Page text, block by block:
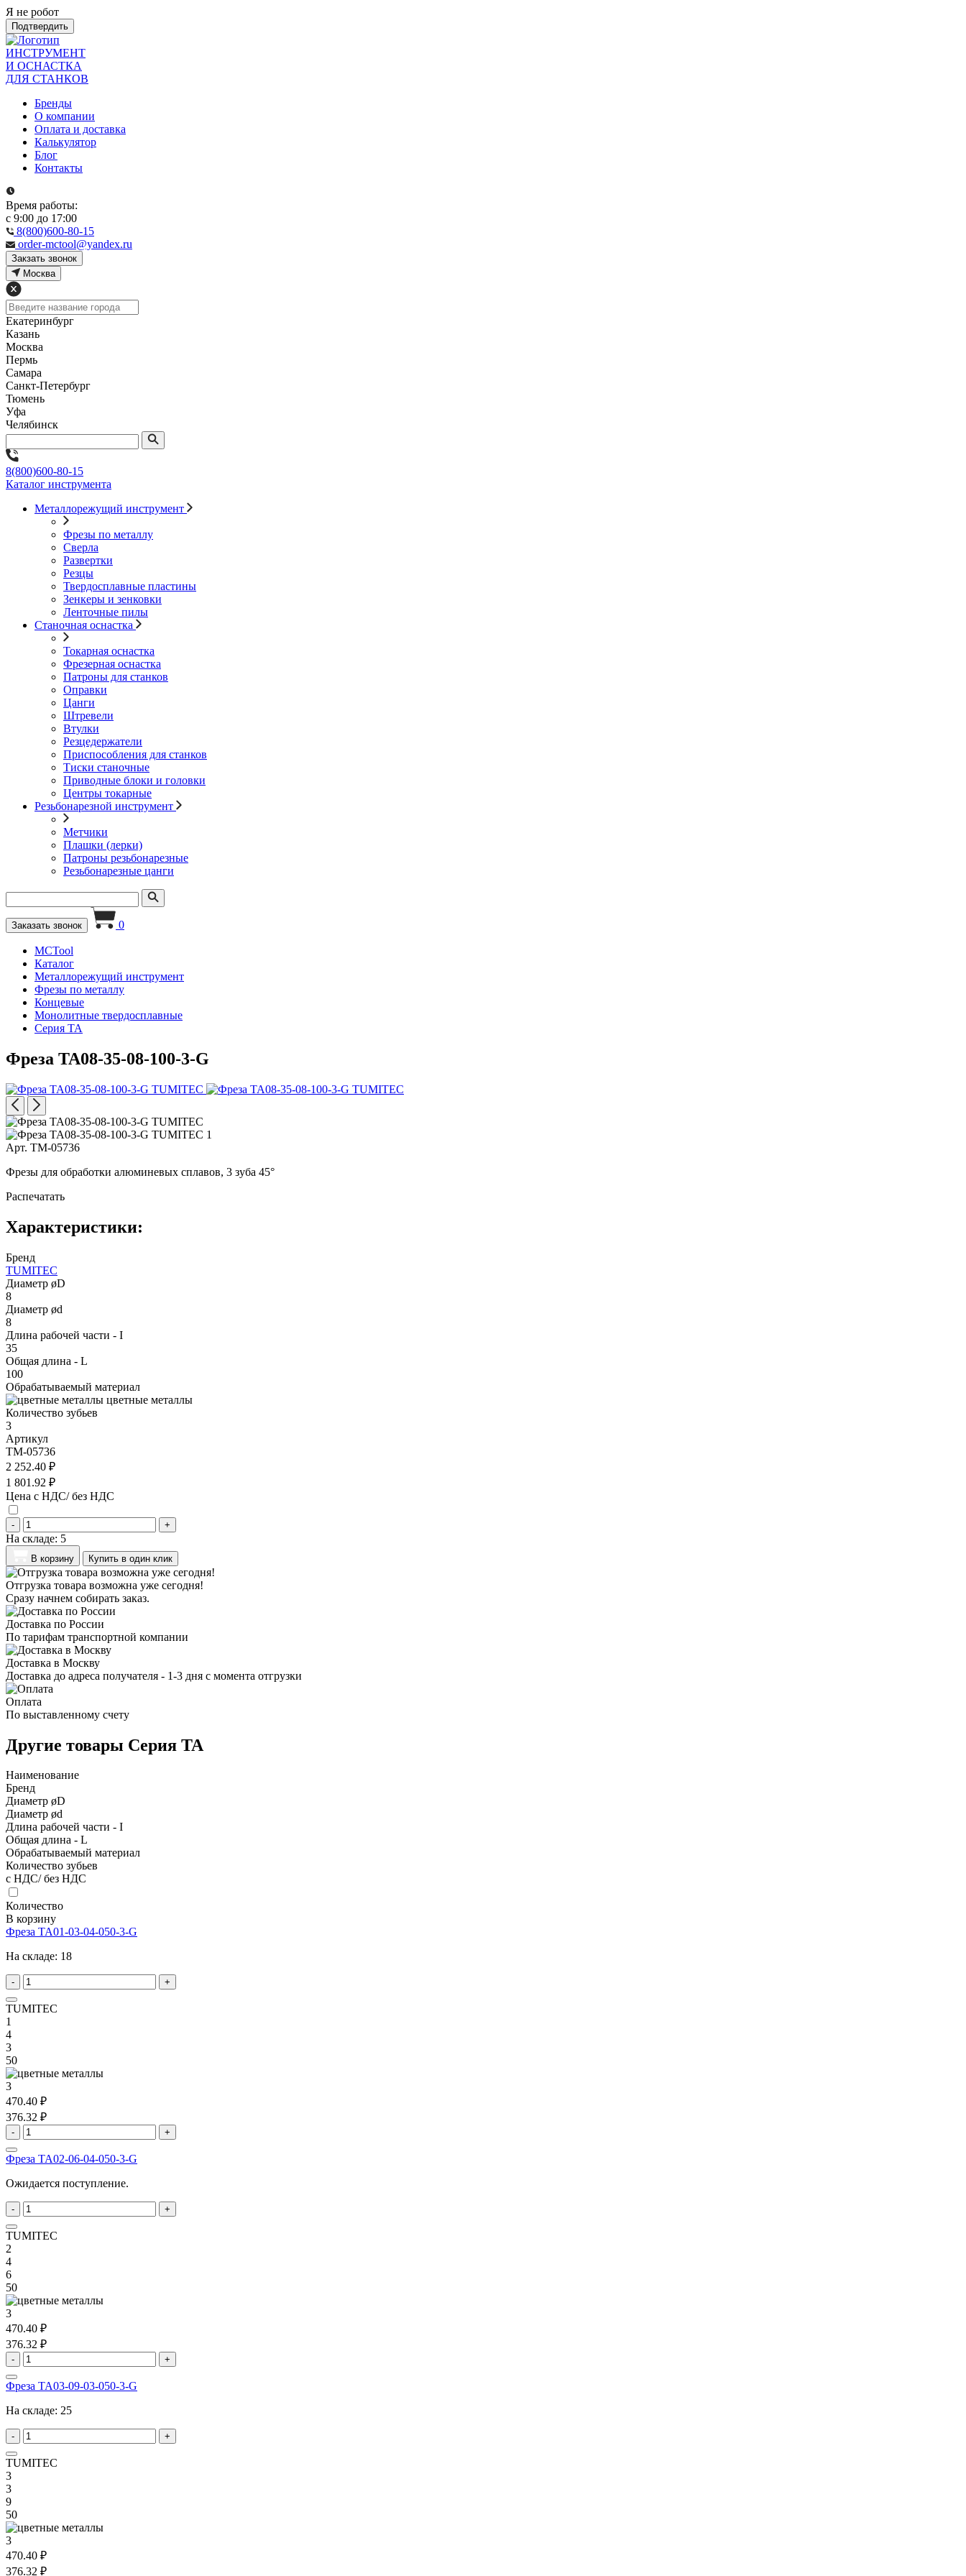
Я не робот
Подтвердить
ИНСТРУМЕНТ
И ОСНАСТКА
ДЛЯ СТАНКОВ
Бренды
О компании
Оплата и доставка
Калькулятор
Блог
Контакты
Время работы:
с 9:00 до 17:00
8(800)600-80-15
order-mctool@yandex.ru
Закзать звонок
Москва
Екатеринбург
Казань
Москва
Пермь
Самара
Санкт-Петербург
Тюмень
Уфа
Челябинск
8(800)600-80-15
Каталог инструмента
Металлорежущий инструмент
Фрезы по металлу
Сверла
Развертки
Резцы
Твердосплавные пластины
Зенкеры и зенковки
Ленточные пилы
Станочная оснастка
Токарная оснастка
Фрезерная оснастка
Патроны для станков
Оправки
Цанги
Штревели
Втулки
Резцедержатели
Приспособления для станков
Тиски станочные
Приводные блоки и головки
Центры токарные
Резьбонарезной инструмент
Метчики
Плашки (лерки)
Патроны резьбонарезные
Резьбонарезные цанги
Заказать звонок 0
MCTool
Каталог
Металлорежущий инструмент
Фрезы по металлу
Концевые
Монолитные твердосплавные
Серия TA
Фреза TA08-35-08-100-3-G
Арт. TM-05736
Фрезы для обработки алюминевых сплавов, 3 зуба 45°
Распечатать
Характеристики:
Бренд
TUMITEC
Диаметр øD
8
Диаметр ød
8
Длина рабочей части - I
35
Общая длина - L
100
Обрабатываемый материал
цветные металлы
Количество зубьев
3
Артикул
TM-05736
2 252.40 ₽
1 801.92 ₽
Цена с НДС/ без НДС
- +
На складе: 5
В корзину Купить в один клик
Отгрузка товара возможна уже сегодня!
Сразу начнем собирать заказ.
Доставка по России
По тарифам транспортной компании
Доставка в Москву
Доставка до адреса получателя - 1-3 дня с момента отгрузки
Оплата
По выставленному счету
Другие товары Серия TA
Наименование
Бренд
Диаметр øD
Диаметр ød
Длина рабочей части - I
Общая длина - L
Обрабатываемый материал
Количество зубьев
с НДС/ без НДС
Количество
В корзину
Фреза TA01-03-04-050-3-G
На складе: 18
- +
TUMITEC
1
4
3
50
3
470.40 ₽
376.32 ₽
- +
Фреза TA02-06-04-050-3-G
Ожидается поступление.
- +
TUMITEC
2
4
6
50
3
470.40 ₽
376.32 ₽
- +
Фреза TA03-09-03-050-3-G
На складе: 25
- +
TUMITEC
3
3
9
50
3
470.40 ₽
376.32 ₽